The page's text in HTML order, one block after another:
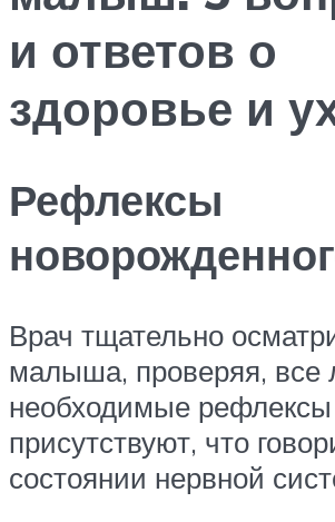
и ответов о
здоровье и
Рефлексы
Врач тщательно
малыша, проверяя, все
необходимые рефлексы
присутствуют, что
состоянии нервной